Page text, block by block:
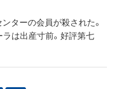
ターの会員が殺された。
は出産寸前。好評第七